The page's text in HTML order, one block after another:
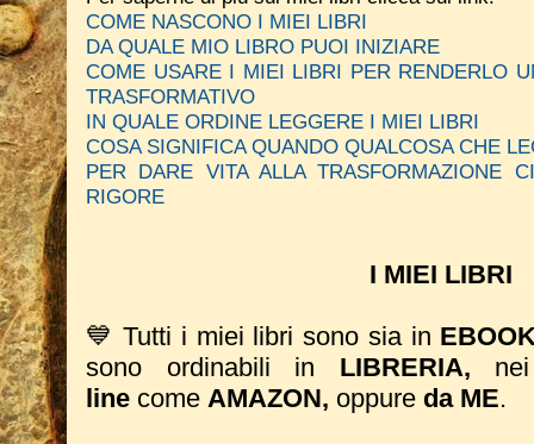
COME NASCONO I MIEI LIBRI
DA QUALE MIO LIBRO PUOI INIZIARE
COME USARE I MIEI LIBRI PER RENDERLO
TRASFORMATIVO
IN QUALE ORDINE LEGGERE I MIEI LIBRI
COSA SIGNIFICA QUANDO QUALCOSA CHE
PER DARE VITA ALLA TRASFORMAZIONE
RIGORE
I MIEI LIBRI
💙 Tutti i miei libri sono sia in
sono ordinabili in LIBRERIA,
line come AMAZON, oppure da ME.